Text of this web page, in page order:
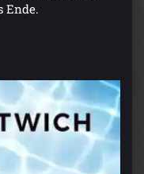
Ende.